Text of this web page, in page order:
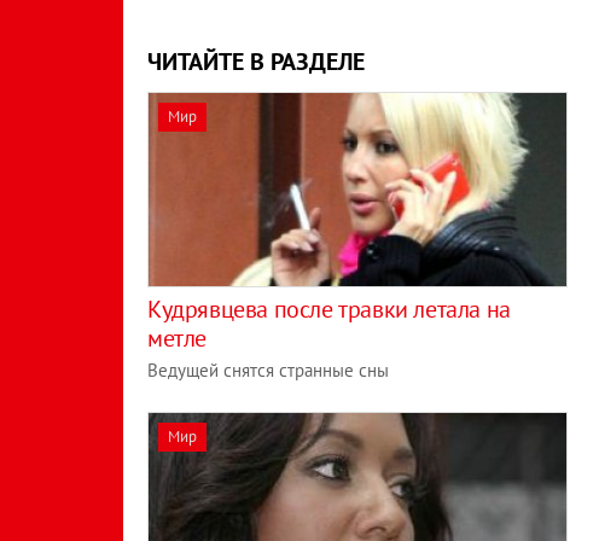
ЧИТАЙТЕ В РАЗДЕЛЕ
Мир
Кудрявцева после травки летала на
метле
Ведущей снятся странные сны
Мир